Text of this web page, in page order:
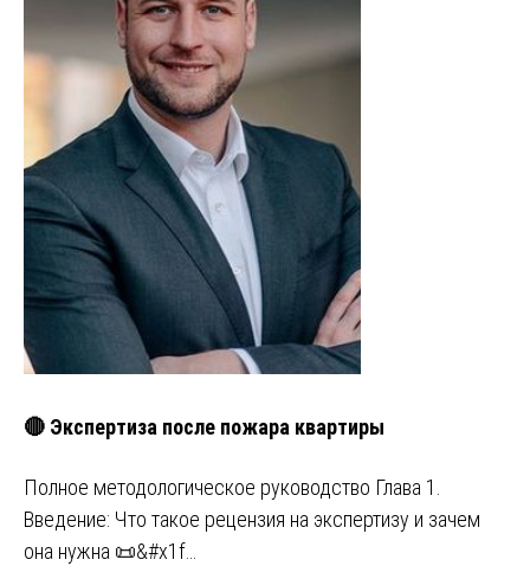
🔴 Экспертиза после пожара квартиры
Полное методологическое руководство Глава 1.
Введение: Что такое рецензия на экспертизу и зачем
она нужна 📜&#x1f…